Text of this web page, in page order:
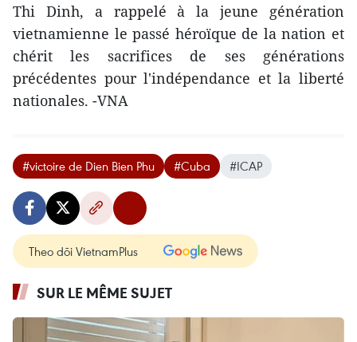
Thi Dinh, a rappelé à la jeune génération
vietnamienne le passé héroïque de la nation et
chérit les sacrifices de ses générations
précédentes pour l'indépendance et la liberté
nationales. -VNA
#victoire de Dien Bien Phu #Cuba #ICAP
Theo dõi VietnamPlus
SUR LE MÊME SUJET